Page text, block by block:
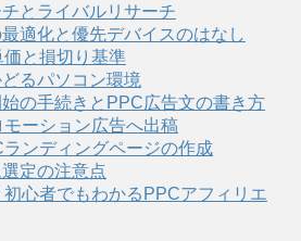
とライバルリサーチ
最適化と優先デバイスのはなし
価と損切り基準
るパソコン環境
始の手続きとPPC広告文の書き方
モーション広告へ出稿
ランディングページの作成
定の注意点
初心者でもわかるPPCアフィリエ